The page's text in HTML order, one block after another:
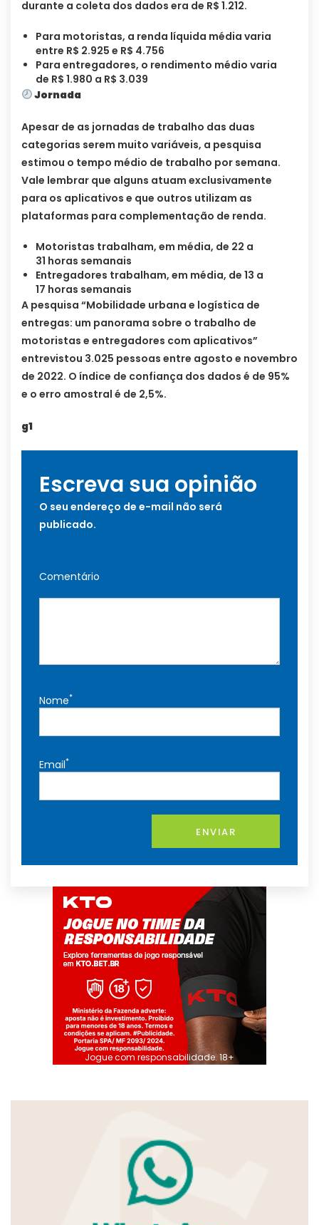
durante a coleta dos dados era de R$ 1.212.
Para motoristas, a renda líquida média varia
entre R$ 2.925 e R$ 4.756
Para entregadores, o rendimento médio varia
de R$ 1.980 a R$ 3.039
Jornada
Apesar de as jornadas de trabalho das duas
categorias serem muito variáveis, a pesquisa
estimou o tempo médio de trabalho por semana.
Vale lembrar que alguns atuam exclusivamente
para os aplicativos e que outros utilizam as
plataformas para complementação de renda.
Motoristas trabalham, em média, de 22 a
31 horas semanais
Entregadores trabalham, em média, de 13 a
17 horas semanais
A pesquisa “Mobilidade urbana e logística de
entregas: um panorama sobre o trabalho de
motoristas e entregadores com aplicativos”
entrevistou 3.025 pessoas entre agosto e novembro
de 2022. O índice de confiança dos dados é de 95%
e o erro amostral é de 2,5%.
g1
Escreva sua opinião
O seu endereço de e-mail não será
publicado.
Comentário
Nome*
Email*
ENVIAR
Jogue com responsabilidade. 18+